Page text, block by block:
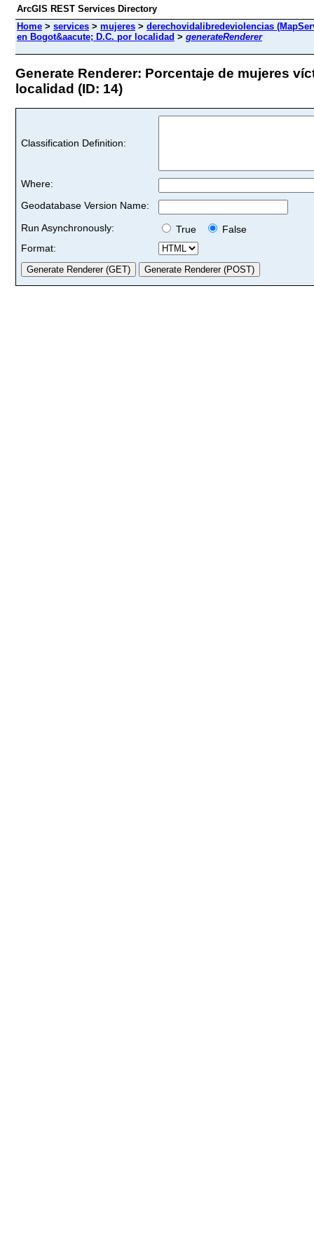
ArcGIS REST Services Directory
Home > services > mujeres > derechovidalibredeviolencias
en Bogot&aacute; D.C. por localidad > generateRenderer
Generate Renderer: Porcentaje de mujeres
localidad (ID: 14)
Classification Definition:
Where:
Geodatabase Version Name:
Run Asynchronously:
True
False
Format: